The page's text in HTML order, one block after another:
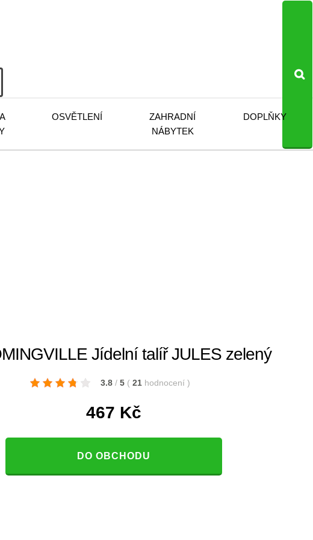
OSVĚTLENÍ
ZAHRADNÍ
NÁBYTEK
DOPLŇKY
Jídelní talíř JULES zelený
3.8 / 5 ( 21 hodnocení )
467 Kč
DO OBCHODU